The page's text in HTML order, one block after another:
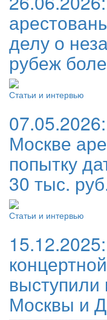
делу о
рубеж
Статьи и интервью
07.05.2026:
Москве
попытку
30 тыс.
Статьи и интервью
15.12.2025:
Москвы и